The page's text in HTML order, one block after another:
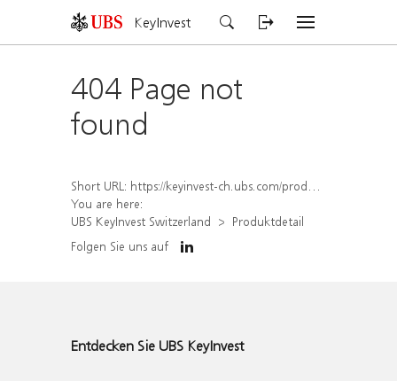
KeyInvest
404 Page not
found
Short URL: https://keyinvest-ch.ubs.com/produkt/detail/index/isin/CH1575365924
You are here:
UBS KeyInvest Switzerland
Produktdetail
Folgen Sie uns auf
Entdecken Sie UBS KeyInvest